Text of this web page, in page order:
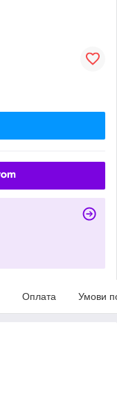
Оплата Умови